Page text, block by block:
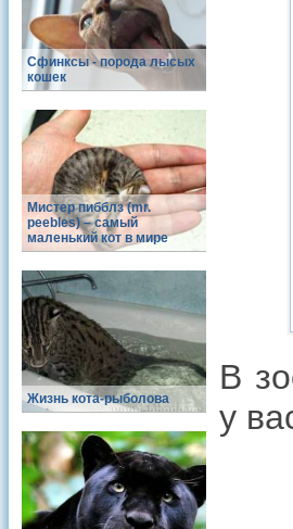
Сфинксы - порода лысых
кошек
Мистер пибблз (mr.
peebles) – самый
маленький кот в мире
Жизнь кота-рыболова
В
у